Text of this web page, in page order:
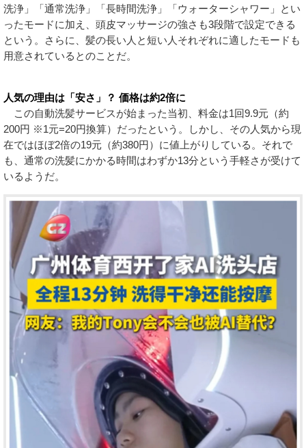
洗浄」「通常洗浄」「長時間洗浄」「ウォーターシャワー」とい
ったモードに加え、頭皮マッサージの強さも3段階で設定できる
という。さらに、髪の長い人と短い人それぞれに適したモードも
用意されているとのことだ。
人気の理由は「安さ」？ 価格は約2倍に
この自動洗髪サービスが始まった当初、料金は1回9.9元（約
200円 ※1元=20円換算）だったという。しかし、その人気から現
在ではほぼ2倍の19元（約380円）に値上がりしている。それで
も、通常の洗髪にかかる時間はわずか13分という手軽さが受けて
いるようだ。